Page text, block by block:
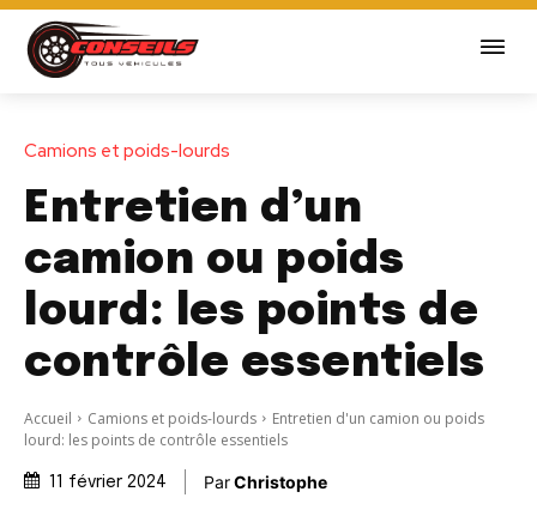
Camions et poids-lourds
Entretien d’un
camion ou poids
lourd: les points de
contrôle essentiels
Accueil Camions et poids-lourds
Entretien d'un camion ou poids
lourd: les points de contrôle essentiels
11 février 2024 ParChristophe